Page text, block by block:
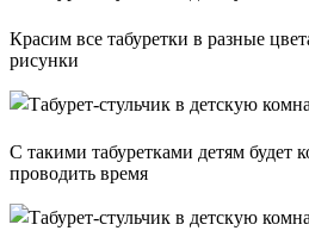
Красим все табуретки в разные
рисунки
С такими табуретками детям будет
проводить время